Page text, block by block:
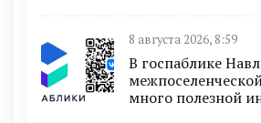
8 августа 2026, 8:59
В госпаблике
много полезной